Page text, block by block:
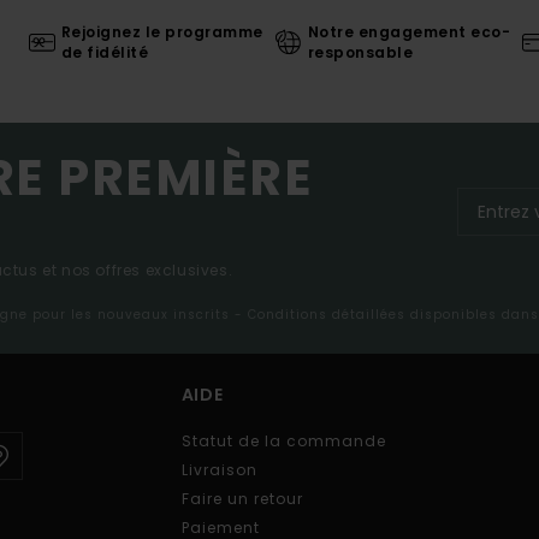
Rejoignez le programme
de fidélité
Notre engagement eco-
responsable
PREMIÈRE
et nos offres exclusives.
pour les nouveaux inscrits - Conditions détaillées disponibles dans
AIDE
Statut de la commande
Livraison
Faire un retour
Paiement